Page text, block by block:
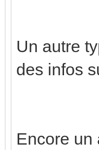
Un autre
des infos
Encore un